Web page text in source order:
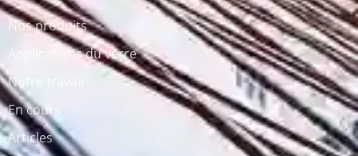
Nos produits
Applications du verre
Notre travail
En cours
Articles